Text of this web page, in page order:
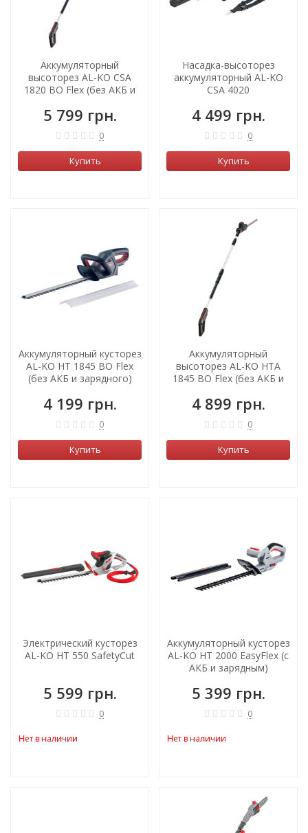
Аккумуляторный
высоторез AL-KO CSA
1820 BO Flex (без АКБ и
5 799 грн.
0
Купить
Насадка-высоторез
аккумуляторный AL-KO
CSA 4020
4 499 грн.
0
Купить
Аккумуляторный кусторез
AL-KO HT 1845 BO Flex
(без АКБ и зарядного)
4 199 грн.
0
Купить
Аккумуляторный
высоторез AL-KO HTA
1845 BO Flex (без АКБ и
4 899 грн.
0
Купить
Электрический кусторез
AL-KO HT 550 SafetyCut
5 599 грн.
0
Нет в наличии
Аккумуляторный кусторез
AL-KO HT 2000 EasyFlex (с
АКБ и зарядным)
5 399 грн.
0
Нет в наличии